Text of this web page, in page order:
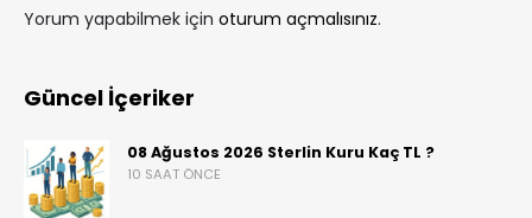
Yorum yapabilmek için oturum açmalısınız.
Güncel İçeriker
08 Ağustos 2026 Sterlin Kuru Kaç TL ?
10 SAAT ÖNCE